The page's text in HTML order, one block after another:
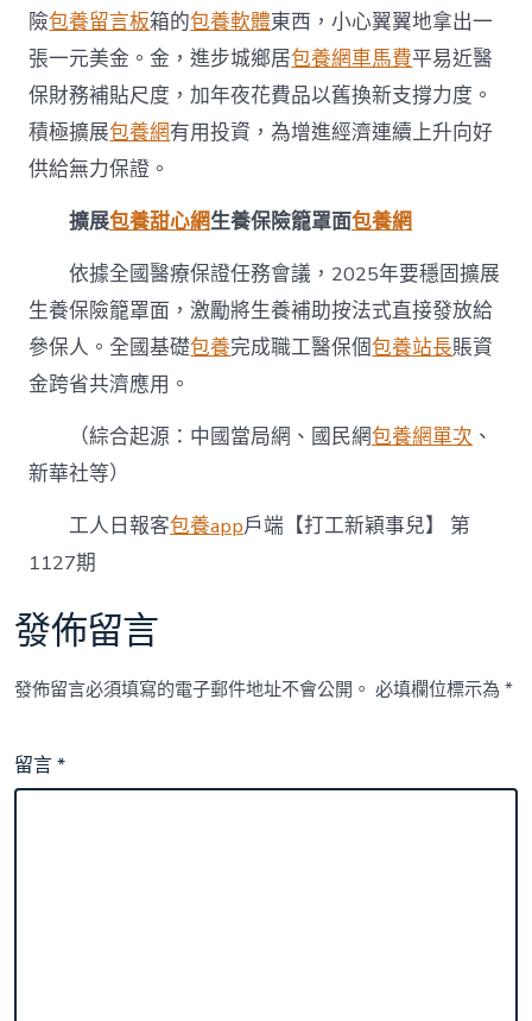
險包養留言板箱的包養軟體東西，小心翼翼地拿出一
張一元美金。金，進步城鄉居包養網車馬費平易近醫
保財務補貼尺度，加年夜花費品以舊換新支撐力度。
積極擴展包養網有用投資，為增進經濟連續上升向好
供給無力保證。
擴展包養甜心網生養保險籠罩面包養網
依據全國醫療保證任務會議，2025年要穩固擴展
生養保險籠罩面，激勵將生養補助按法式直接發放給
參保人。全國基礎包養完成職工醫保個包養站長賬資
金跨省共濟應用。
（綜合起源：中國當局網、國民網包養網單次 、
新華社等）
工人日報客包養app戶端【打工新穎事兒】 第
1127期
發佈留言
發佈留言必須填寫的電子郵件地址不會公開。 必填欄位標示為*
留言*